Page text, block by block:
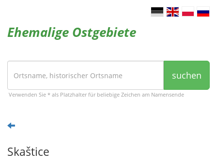
Ehemalige Ostgebiete
suchen
Verwenden Sie * als Platzhalter für beliebige Zeichen am Namensende
Skaštice